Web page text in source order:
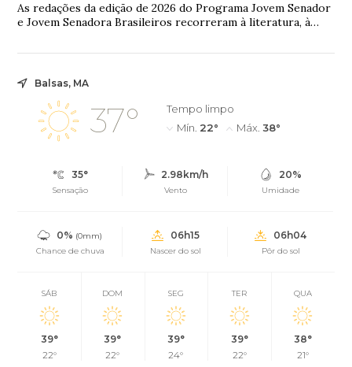
As redações da edição de 2026 do Programa Jovem Senador
e Jovem Senadora Brasileiros recorreram à literatura, à
Balsas, MA
37°
Tempo limpo
Mín. 22° Máx. 38°
35°
Sensação
2.98km/h
Vento
20%
Umidade
0% (0mm)
Chance de chuva
06h15
Nascer do sol
06h04
Pôr do sol
SÁB
39°
22°
DOM
39°
22°
SEG
39°
24°
TER
39°
22°
QUA
38°
21°